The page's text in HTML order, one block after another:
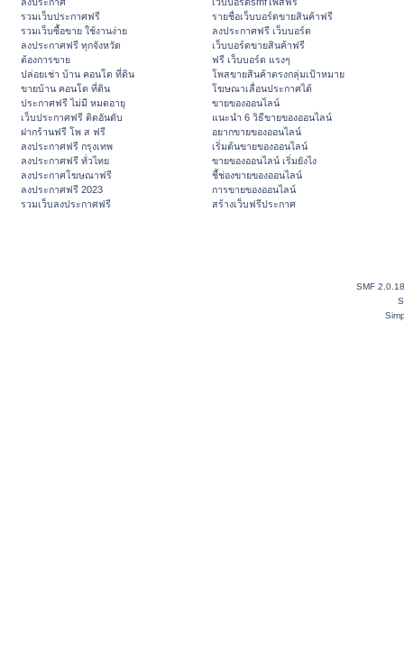
รวมเว็บประกาศฟรี
รวมเว็บซื้อขาย ใช้งานง่าย
ลงประกาศฟรี ทุกจังหวัด
ต้องการขาย
ปล่อยเช่า บ้าน คอนโด ที่ดิน
ขายบ้าน คอนโด ที่ดิน
ประกาศฟรี ไม่มี หมดอายุ
เว็บประกาศฟรี ติดอันดับ
ฝากร้านฟรี โพ ส ฟรี
ลงประกาศฟรี กรุงเทพ
ลงประกาศฟรี ทั่วไทย
ลงประกาศโฆษณาฟรี
ลงประกาศฟรี 2023
รวมเว็บลงประกาศฟรี
รายชื่อเว็บบอร์ดขายสินค้าฟรี
ลงประกาศฟรี เว็บบอร์ด
เว็บบอร์ดขายสินค้าฟรี
ฟรี เว็บบอร์ด แรงๆ
โพสขายสินค้าตรงกลุ่มเป้าหมาย
โฆษณาเลื่อนประกาศได้
ขายของออนไลน์
แนะนำ 6 วิธีขายของออนไลน์
อยากขายของออนไลน์
เริ่มต้นขายของออนไลน์
ขายของออนไลน์ เริ่มยังไง
ชี้ช่องขายของออนไลน์
การขายของออนไลน์
สร้างเว็บฟรีประกาศ
SMF 2.0.18